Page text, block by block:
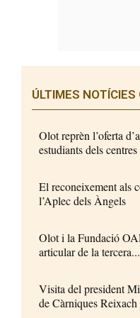
ÚLTIMES NOTÍCIES
Olot reprèn l’oferta
estudiants dels
El reconeixement als
l’Aplec dels Àngels
Olot i la Fundació
articular de la tercera...
Visita del president
de Càrniques